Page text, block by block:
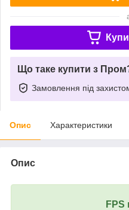
Що таке купити з
Замовлення під
Опис Характеристики
Опис
FPS